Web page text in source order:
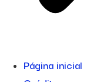
Página inicial